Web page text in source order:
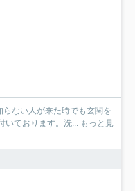
ない人が来た時でも玄関を
いております。洗... もっと見